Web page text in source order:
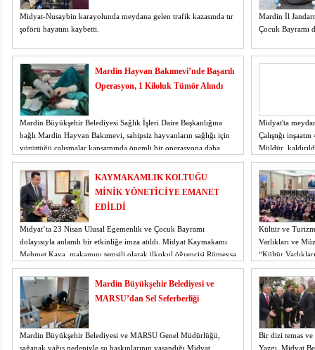
Midyat-Nusaybin karayolunda meydana gelen trafik kazasında tır
şoförü hayatını kaybetti.
Mardin İl
Çocuk Bayramı
Mardin Hayvan Bakımevi’nde Başarılı
Operasyon, 1 Kiloluk Tümör Alındı
Mardin Büyükşehir Belediyesi Sağlık İşleri Daire Başkanlığına
bağlı Mardin Hayvan Bakımevi, sahipsiz hayvanların sağlığı için
yürüttüğü çalışmalar kapsamında önemli bir operasyona daha
imza attı.
Midyat'ta
Çalıştığı
Müldür,
KAYMAKAMLIK KOLTUĞU
MİNİK YÖNETİCİYE EMANET
EDİLDİ
Midyat’ta 23 Nisan Ulusal Egemenlik ve Çocuk Bayramı
dolayısıyla anlamlı bir etkinliğe imza atıldı. Midyat Kaymakamı
Mehmet Kaya, makamını temsili olarak ilkokul öğrencisi Rümeysa
Erkal’a devretti.
Kültür ve Turizm
Varlıkları ve
“Kültür
Koordinasyon
Mardin Büyükşehir Belediyesi ve
MARSU’dan Sel Seferberliği
Mardin Büyükşehir Belediyesi ve MARSU Genel Müdürlüğü,
sağanak yağış nedeniyle su baskınlarının yaşandığı Midyat
Bir dizi temas ve
Yazgı, Midyat